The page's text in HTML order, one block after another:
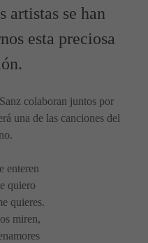
artistas se han
esta preciosa
colaboran juntos por
una de las canciones del
enteren
quiero
quieres.
miren,